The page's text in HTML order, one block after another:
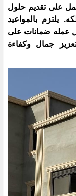
على تقديم حلول
يلتزم بالمواعيد
عمله ضمانات على
جمال وكفاءة